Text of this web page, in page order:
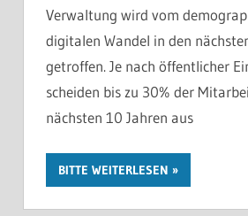
Verwaltung wird vom
digitalen Wandel in den
getroffen. Je nach öffentlicher
scheiden bis zu 30% der
nächsten 10 Jahren aus
BITTE WEITERLESEN